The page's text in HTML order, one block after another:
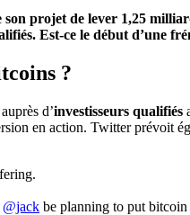
projet de lever 1,25
Est-ce le début d’une
?
auprès d’investisseurs qualifiés
en action. Twitter prévoit
@jack be planning to put